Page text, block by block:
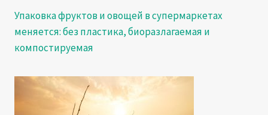
Упаковка фруктов и овощей в супермаркетах
меняется: без пластика, биоразлагаемая и
компостируемая